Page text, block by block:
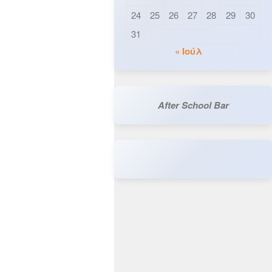
24
25 26 27 28 29
30
31
« Ιούλ
After School Bar